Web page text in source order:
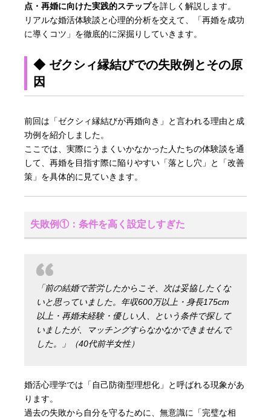
点・再婚に向けた実践的ステップを詳しく解説します。
リアルな婚活体験談と心理的分析を交えて、「再婚を成功
に導くコツ」を徹底的に深掘りしていきます。
◆ ゼクシィ縁結びでの失敗例とその原
因
前回は「ゼクシィ縁結びが再婚向き」と言われる理由と成
功例を紹介しました。
ここでは、実際にうまくいかなかった人たちの体験談を通
して、再婚を目指す際に陥りやすい「落とし穴」と「改善
策」を具体的に見ていきます。
失敗例①：条件を高く設定しすぎた
「前の結婚で苦労したからこそ、次は妥協したくな
いと思っていました。年収600万以上・身長175cm
以上・再婚未経験・優しい人、という条件で探して
いましたが、マッチングすらなかなかできませんで
した。」（40代前半女性）
婚活心理学では「自己防衛型理想化」と呼ばれる現象があ
ります。
過去の失敗から自分を守るために、無意識に「完璧な相